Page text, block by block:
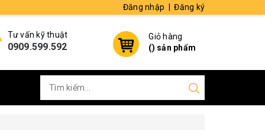
Đăng nhập Đăng ký
Tư vấn kỹ thuật
0909.599.592
Giỏ hàng
() sản phẩm